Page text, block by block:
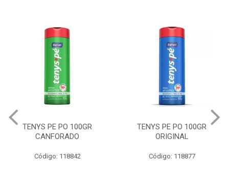
TENYS PE PO 100GR
CANFORADO
Código: 118842
TENYS PE PO 100GR
ORIGINAL
Código: 118877